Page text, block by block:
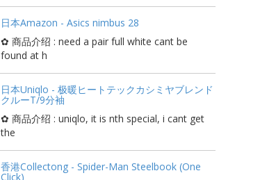
日本Amazon - Asics nimbus 28
✿ 商品介绍 : need a pair full white cant be
found at h
日本Uniqlo - 极暖ヒートテックカシミヤブレンド
クルーT/9分袖
✿ 商品介绍 : uniqlo, it is nth special, i cant get
the
香港Collectong - Spider-Man Steelbook (One
Click)